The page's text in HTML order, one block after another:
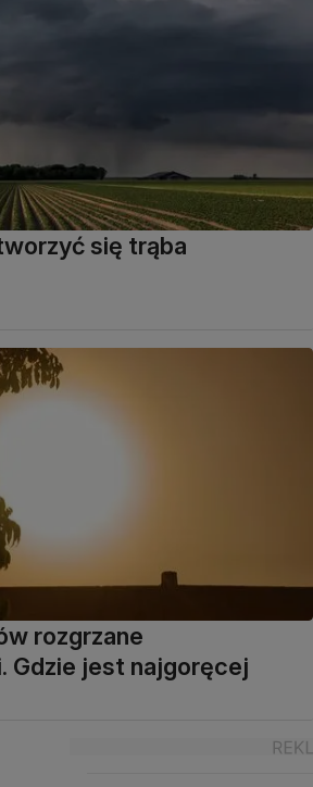
się trąba
rozgrzane
Gdzie jest najgoręcej